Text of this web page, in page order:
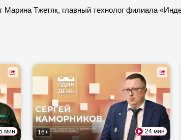
Марина Тжетяк, главный технолог филиала
мин 16+ 24 мин